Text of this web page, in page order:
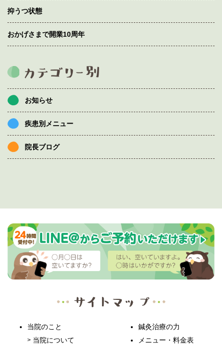
抑うつ状態
おかげさまで開業10周年
お知らせ
疾患別メニュー
院長ブログ
当院のこと
当院について
鍼灸治療の力
メニュー・料金表